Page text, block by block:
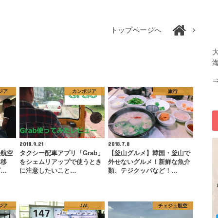
トップページへ
ア
空
…
カンボジア
2018.9.21
タクシー配車アプリ「Grab」
をシェムリアップで使うとき
に注意したいこと…
旅行
2018.7.8
【釜山グルメ】韓国・釜山で
外せないグルメ！新鮮な魚介
類、テジクッパなど！…
ア JAL チェジュ航空